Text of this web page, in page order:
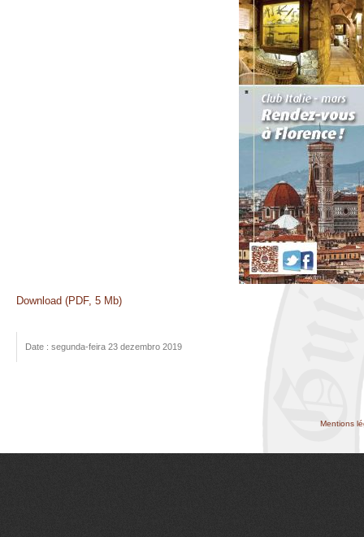
Download (PDF, 5 Mb)
Date : segunda-feira 23 dezembro 2019
Mentions